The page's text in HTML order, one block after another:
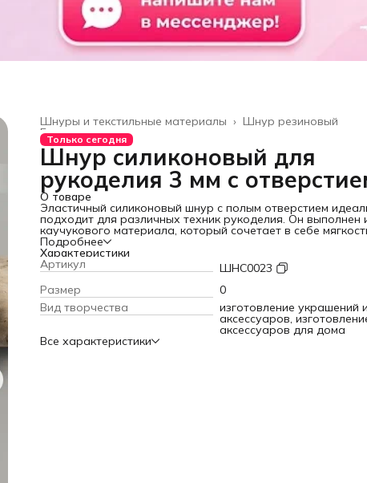
Шнур резиновый
Шнуры и текстильные материалы ›
Главная ›
Только сегодня
Шнур силиконовый для
рукоделия 3 мм с
О товаре
Эластичный силиконовый шнур с полым отверстием
подходит для различных техник рукоделия. Он выполнен
каучукового материала, который сочетает в себе
прочность, что делает изделие удобным в использовании
долговечным.
Отлично смотрится в виде бус, чокера, колье или
также подходит для плетения, создания декоративных
элементов и оформления корзин. Благодаря своей
эластичности, он легко принимает нужные формы,
конструкции надежно и аккуратно.
Полый резиновый тросик обеспечивает удобство в
позволяя легко продевать бусины и другие мелкие
расширяет возможности для творчества и делает
Подробнее
Характеристики
Артикул
ШНС0023
Размер
0
Вид творчества
изготовление украшений
аксессуаров,
аксессуаров для дома
Все характеристики